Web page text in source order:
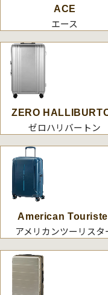
ACE
エース
ZERO
ゼロハリバートン
American
アメリカンツーリスタ